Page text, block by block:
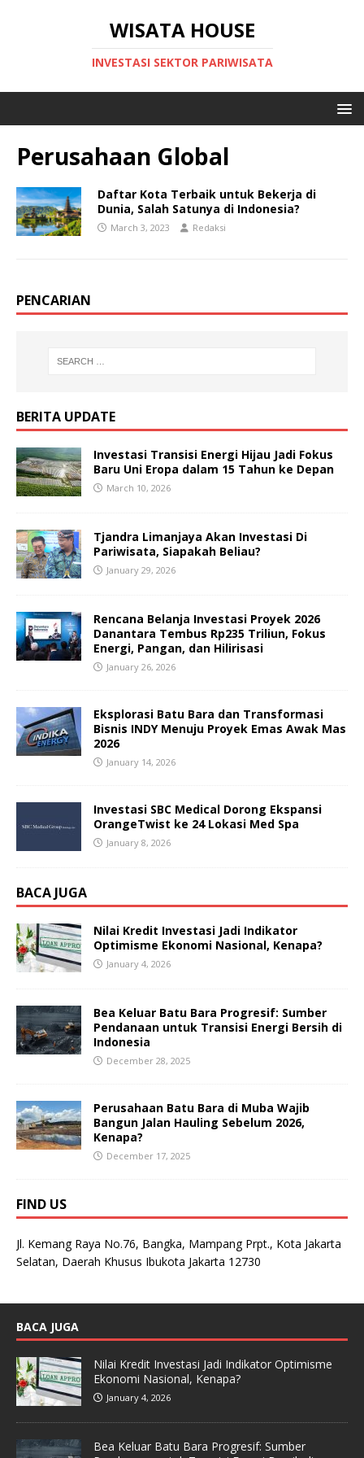
WISATA HOUSE
INVESTASI SEKTOR PARIWISATA
Perusahaan Global
Daftar Kota Terbaik untuk Bekerja di
Dunia, Salah Satunya di Indonesia?
March 3, 2023 Redaksi
PENCARIAN
BERITA UPDATE
Investasi Transisi Energi Hijau Jadi Fokus
Baru Uni Eropa dalam 15 Tahun ke Depan
March 10, 2026
Tjandra Limanjaya Akan Investasi Di
Pariwisata, Siapakah Beliau?
January 29, 2026
Rencana Belanja Investasi Proyek 2026
Danantara Tembus Rp235 Triliun, Fokus
Energi, Pangan, dan Hilirisasi
January 26, 2026
Eksplorasi Batu Bara dan Transformasi
Bisnis INDY Menuju Proyek Emas Awak Mas
2026
January 14, 2026
Investasi SBC Medical Dorong Ekspansi
OrangeTwist ke 24 Lokasi Med Spa
January 8, 2026
BACA JUGA
Nilai Kredit Investasi Jadi Indikator
Optimisme Ekonomi Nasional, Kenapa?
January 4, 2026
Bea Keluar Batu Bara Progresif: Sumber
Pendanaan untuk Transisi Energi Bersih di
Indonesia
December 28, 2025
Perusahaan Batu Bara di Muba Wajib
Bangun Jalan Hauling Sebelum 2026,
Kenapa?
December 17, 2025
FIND US
Jl. Kemang Raya No.76, Bangka, Mampang Prpt., Kota Jakarta
Selatan, Daerah Khusus Ibukota Jakarta 12730
BACA JUGA
Nilai Kredit Investasi Jadi Indikator Optimisme
Ekonomi Nasional, Kenapa?
January 4, 2026
Bea Keluar Batu Bara Progresif: Sumber